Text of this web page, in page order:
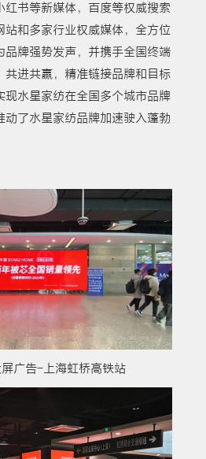
红书等新媒体，百度等权威搜索
站和多家行业权威媒体，全方位
品牌强势发声，并携手全国终端
共进共赢，精准链接品牌和目标
现水星家纺在全国多个城市品牌
动了水星家纺品牌加速驶入蓬勃
广告-上海虹桥高铁站